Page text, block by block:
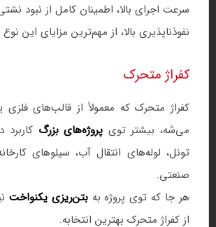
سرعت اجرای بالا، اطمینان کامل از نبود
نفوذناپذیری بالا، از مهم‌ترین مزایای این نوع
کفراژ متحرک
کفراژ متحرک که معمولاً از قالب‌های فلزی
می‌شه، بیشتر توی پروژه‌های بزرگ
تونل، لوله‌های انتقال آب، سیلوهای
صنعتی.
هر جا که توی پروژه بهبتن‌ریزی یکنواخت
از کفراژ متحرک بهترین انتخابه.